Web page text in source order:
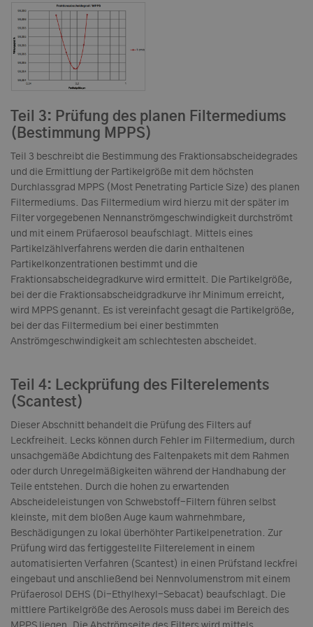
Teil 3: Prüfung des planen Filtermediums
(Bestimmung MPPS)
Teil 3 beschreibt die Bestimmung des Fraktionsabscheidegrades
und die Ermittlung der Partikelgröße mit dem höchsten
Durchlassgrad MPPS (Most Penetrating Particle Size) des planen
Filtermediums. Das Filtermedium wird hierzu mit der später im
Filter vorgegebenen Nennanströmgeschwindigkeit durchströmt
und mit einem Prüfaerosol beaufschlagt. Mittels eines
Partikelzählverfahrens werden die darin enthaltenen
Partikelkonzentrationen bestimmt und die
Fraktionsabscheidegradkurve wird ermittelt. Die Partikelgröße,
bei der die Fraktionsabscheidgradkurve ihr Minimum erreicht,
wird MPPS genannt. Es ist vereinfacht gesagt die Partikelgröße,
bei der das Filtermedium bei einer bestimmten
Anströmgeschwindigkeit am schlechtesten abscheidet.
Teil 4: Leckprüfung des Filterelements
(Scantest)
Dieser Abschnitt behandelt die Prüfung des Filters auf
Leckfreiheit. Lecks können durch Fehler im Filtermedium, durch
unsachgemäße Abdichtung des Faltenpakets mit dem Rahmen
oder durch Unregelmäßigkeiten während der Handhabung der
Teile entstehen. Durch die hohen zu erwartenden
Abscheideleistungen von Schwebstoff-Filtern führen selbst
kleinste, mit dem bloßen Auge kaum wahrnehmbare,
Beschädigungen zu lokal überhöhter Partikelpenetration. Zur
Prüfung wird das fertiggestellte Filterelement in einem
automatisierten Verfahren (Scantest) in einen Prüfstand leckfrei
eingebaut und anschließend bei Nennvolumenstrom mit einem
Prüfaerosol DEHS (Di-Ethylhexyl-Sebacat) beaufschlagt. Die
mittlere Partikelgröße des Aerosols muss dabei im Bereich des